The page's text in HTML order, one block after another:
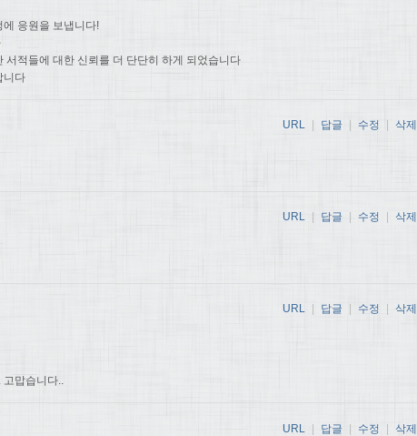
응원을 보냅니다!
서적들에 대한 신뢰를 더 단단히 하게 되었습니다
니다
URL 답글 수정 삭제
URL 답글 수정 삭제
고맙습니다..
URL 답글 수정 삭제
URL | 답글 | 수정 | 삭제